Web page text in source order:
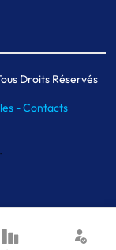
Droits Réservés
-Contacts